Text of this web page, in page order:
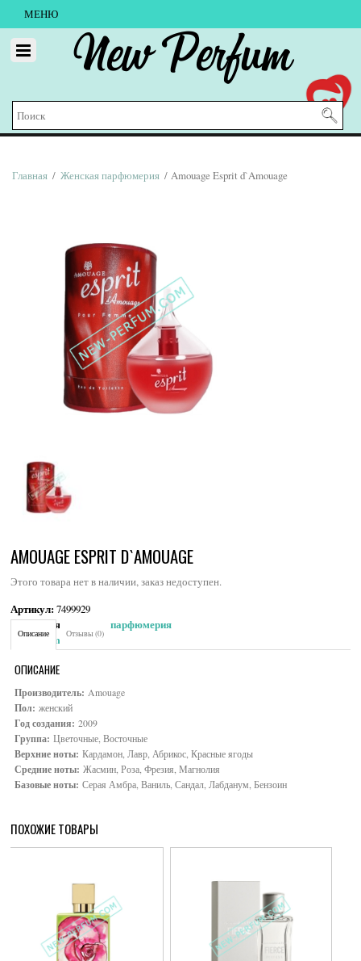
МЕНЮ
New Perfum
Главная / Женская парфюмерия / Amouage Esprit d`Amouage
AMOUAGE ESPRIT D`AMOUAGE
Этого товара нет в наличии, заказ недоступен.
Артикул:7499929
Категория:
Женская парфюмерия
Brand:Amouage
Описание Отзывы (0)
ОПИСАНИЕ
Производитель: Amouage
Пол: женский
Год создания: 2009
Группа: Цветочные, Восточные
Верхние ноты: Кардамон, Лавр, Абрикос, Красные ягоды
Средние ноты: Жасмин, Роза, Фрезия, Магнолия
Базовые ноты: Серая Амбра, Ваниль, Сандал, Лабданум, Бензоин
ПОХОЖИЕ ТОВАРЫ